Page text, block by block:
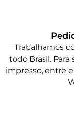
Trabalhamos
todo Brasil.
impresso, entre